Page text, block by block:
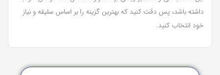
داشته باشد، پس دقت کنید که بهترین گزینه را بر اساس سلیقه و نیاز
خود انتخاب کنید.